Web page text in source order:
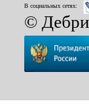
В социальных сетях:
©